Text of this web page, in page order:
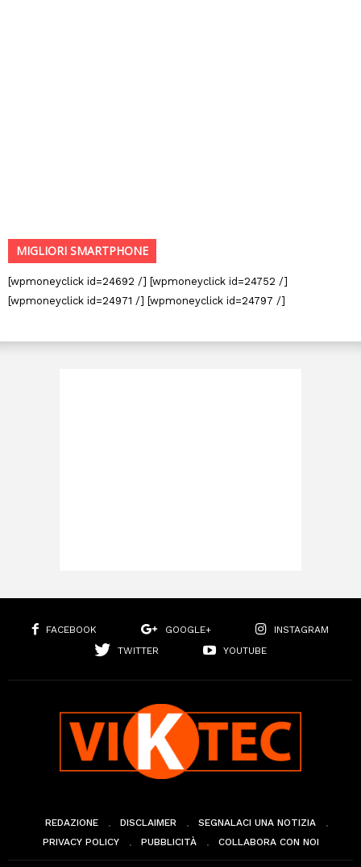
MIGLIORI SMARTPHONE
[wpmoneyclick id=24692 /] [wpmoneyclick id=24752 /]
[wpmoneyclick id=24971 /] [wpmoneyclick id=24797 /]
FACEBOOK GOOGLE+
INSTAGRAM
TWITTER
YOUTUBE
REDAZIONE DISCLAIMER
SEGNALACI UNA NOTIZIA
PRIVACY POLICY
PUBBLICITÀ COLLABORA CON NOI